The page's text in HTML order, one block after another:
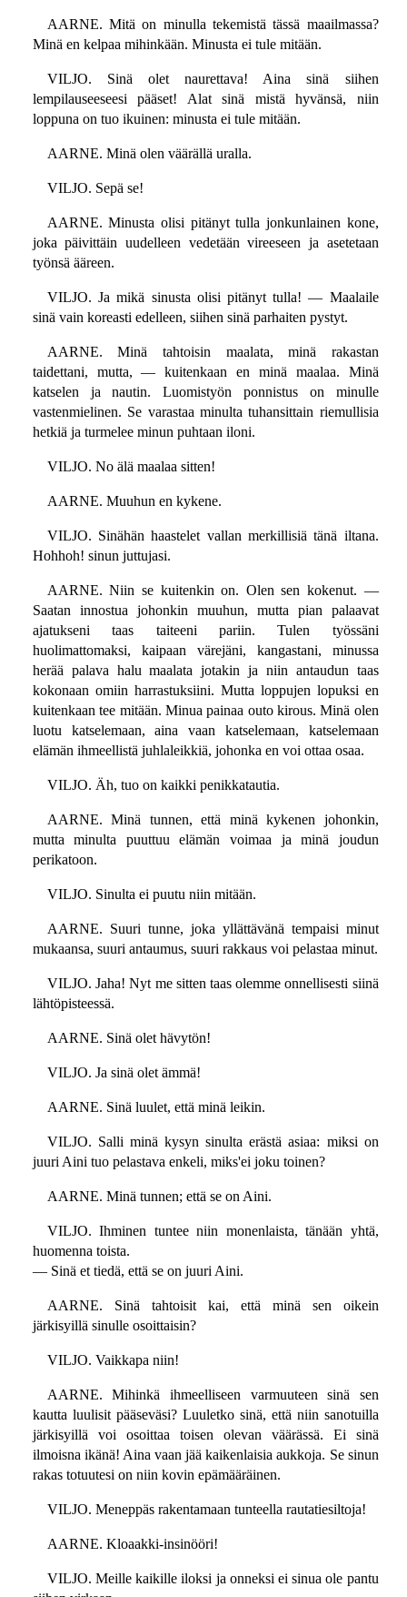
AARNE. Mitä on minulla tekemistä tässä maailmassa?
Minä en kelpaa mihinkään. Minusta ei tule mitään.
VILJO. Sinä olet naurettava! Aina sinä siihen
lempilauseeseesi pääset! Alat sinä mistä hyvänsä, niin
loppuna on tuo ikuinen: minusta ei tule mitään.
AARNE. Minä olen väärällä uralla.
VILJO. Sepä se!
AARNE. Minusta olisi pitänyt tulla jonkunlainen kone,
joka päivittäin uudelleen vedetään vireeseen ja asetetaan
työnsä ääreen.
VILJO. Ja mikä sinusta olisi pitänyt tulla! — Maalaile
sinä vain koreasti edelleen, siihen sinä parhaiten pystyt.
AARNE. Minä tahtoisin maalata, minä rakastan
taidettani, mutta, — kuitenkaan en minä maalaa. Minä
katselen ja nautin. Luomistyön ponnistus on minulle
vastenmielinen. Se varastaa minulta tuhansittain riemullisia
hetkiä ja turmelee minun puhtaan iloni.
VILJO. No älä maalaa sitten!
AARNE. Muuhun en kykene.
VILJO. Sinähän haastelet vallan merkillisiä tänä iltana.
Hohhoh! sinun juttujasi.
AARNE. Niin se kuitenkin on. Olen sen kokenut. —
Saatan innostua johonkin muuhun, mutta pian palaavat
ajatukseni taas taiteeni pariin. Tulen työssäni
huolimattomaksi, kaipaan värejäni, kangastani, minussa
herää palava halu maalata jotakin ja niin antaudun taas
kokonaan omiin harrastuksiini. Mutta loppujen lopuksi en
kuitenkaan tee mitään. Minua painaa outo kirous. Minä olen
luotu katselemaan, aina vaan katselemaan, katselemaan
elämän ihmeellistä juhlaleikkiä, johonka en voi ottaa osaa.
VILJO. Äh, tuo on kaikki penikkatautia.
AARNE. Minä tunnen, että minä kykenen johonkin,
mutta minulta puuttuu elämän voimaa ja minä joudun
perikatoon.
VILJO. Sinulta ei puutu niin mitään.
AARNE. Suuri tunne, joka yllättävänä tempaisi minut
mukaansa, suuri antaumus, suuri rakkaus voi pelastaa minut.
VILJO. Jaha! Nyt me sitten taas olemme onnellisesti siinä
lähtöpisteessä.
AARNE. Sinä olet hävytön!
VILJO. Ja sinä olet ämmä!
AARNE. Sinä luulet, että minä leikin.
VILJO. Salli minä kysyn sinulta erästä asiaa: miksi on
juuri Aini tuo pelastava enkeli, miks'ei joku toinen?
AARNE. Minä tunnen; että se on Aini.
VILJO. Ihminen tuntee niin monenlaista, tänään yhtä,
huomenna toista.
— Sinä et tiedä, että se on juuri Aini.
AARNE. Sinä tahtoisit kai, että minä sen oikein
järkisyillä sinulle osoittaisin?
VILJO. Vaikkapa niin!
AARNE. Mihinkä ihmeelliseen varmuuteen sinä sen
kautta luulisit pääseväsi? Luuletko sinä, että niin sanotuilla
järkisyillä voi osoittaa toisen olevan väärässä. Ei sinä
ilmoisna ikänä! Aina vaan jää kaikenlaisia aukkoja. Se sinun
rakas totuutesi on niin kovin epämääräinen.
VILJO. Meneppäs rakentamaan tunteella rautatiesiltoja!
AARNE. Kloaakki-insinööri!
VILJO. Meille kaikille iloksi ja onneksi ei sinua ole pantu